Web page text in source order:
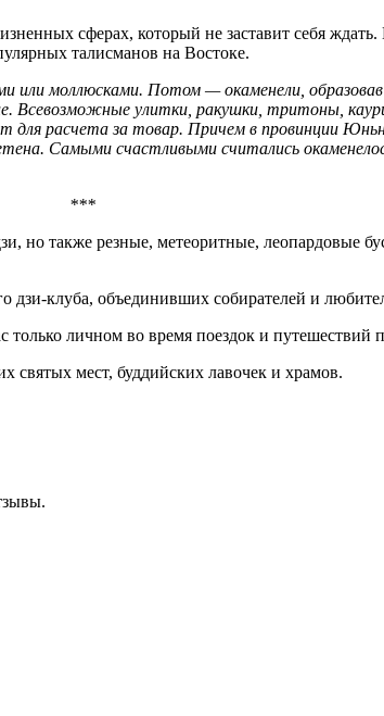
сферах, который не заставит себя
талисманов на Востоке.
моллюсками. Потом — окаменели,
Всевозможные улитки, ракушки, тритоны,
расчета за товар. Причем в провинции
Самыми счастливыми считались
***
но также резные, метеоритные,
дзи-клуба, объединивших собирателей и
только личном во время поездок и
святых мест, буддийских лавочек и храмов.